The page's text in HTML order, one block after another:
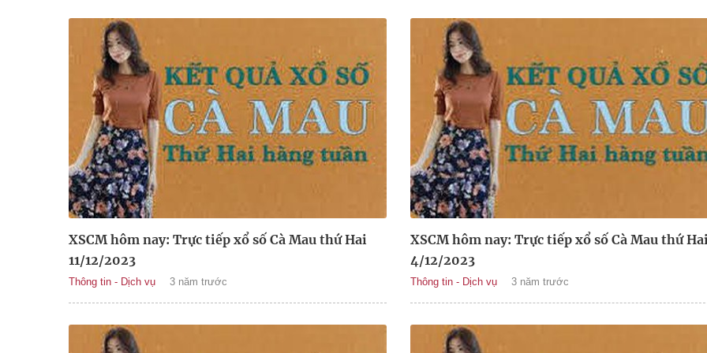
XSCM hôm nay: Trực tiếp xổ số Cà Mau thứ Hai
11/12/2023
Thông tin - Dịch vụ 3 năm trước
XSCM hôm nay: Trực tiếp xổ số Cà Mau thứ
4/12/2023
Thông tin - Dịch vụ 3 năm trước